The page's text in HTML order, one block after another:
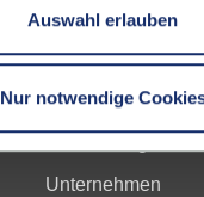
Auswahl erlauben
Nur notwendige
Studium
Unternehmen